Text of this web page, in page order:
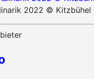
2022 © Kitzbühel